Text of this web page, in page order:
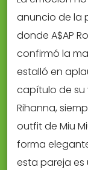
anuncio de la
donde A$AP
confirmó la
estalló en
capítulo de su
Rihanna,
outfit de Miu
forma
esta pareja